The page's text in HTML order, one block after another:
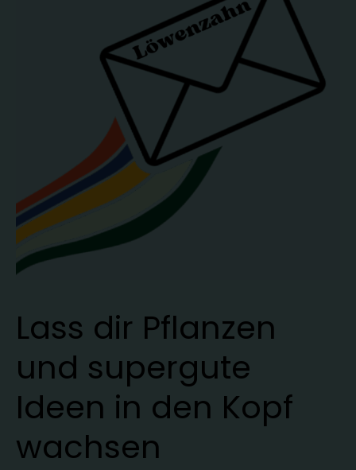
Lass dir Pflanzen
und supergute
Ideen in den Kopf
wachsen